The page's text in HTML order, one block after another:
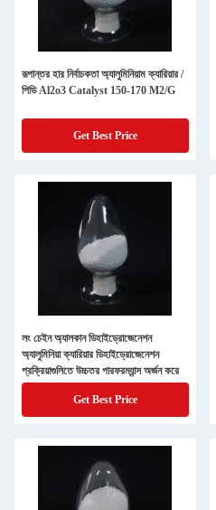
রূপান্তর হার নির্বাচকতা অ্যালুমিনিয়াম ক্যারিয়ার /
পিডি Al2o3 Catalyst 150-170 M2/G
Get Best Price
লং চেইন অ্যালকান ডিহাইড্রোজেনেশন
অ্যালুমিনিয়া ক্যারিয়ার ডিহাইড্রোজেনেশন
প্রক্রিয়াগুলিতে উচ্চতর পারফরম্যান্স অর্জন করে
Get Best Price